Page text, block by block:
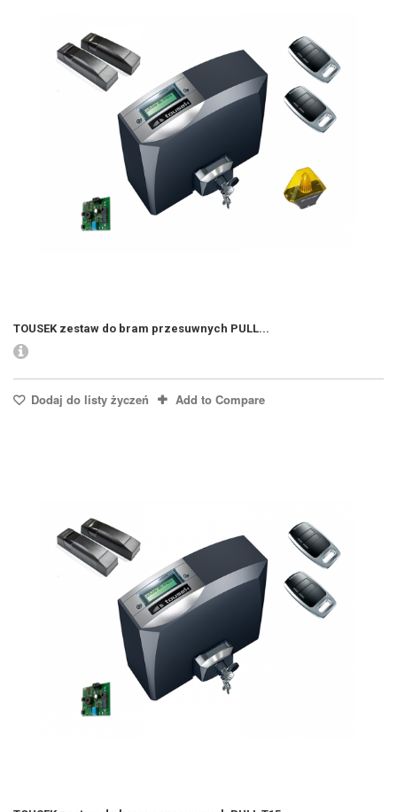
TOUSEK zestaw do bram przesuwnych PULL...
Dodaj do listy życzeń Add to Compare